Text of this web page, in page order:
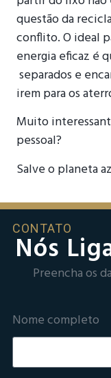
questão da
conflito. O ideal
energia eficaz é
separados e
irem para os
Muito
pessoal?
Salve o planeta
CONTATO
Nós
Preencha os
Nome completo